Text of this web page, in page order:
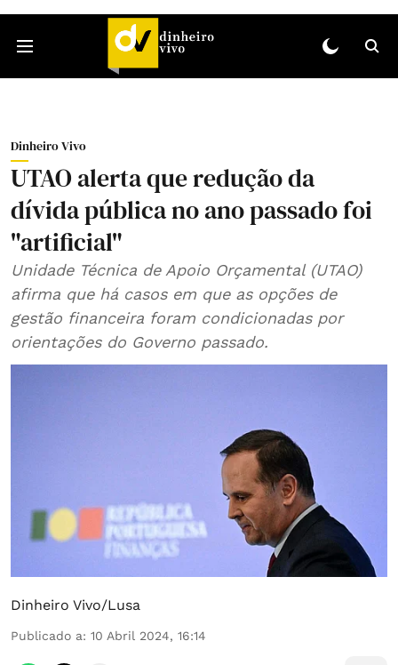
Dinheiro Vivo
UTAO alerta que redução da
dívida pública no ano passado foi
"artificial"
Unidade Técnica de Apoio Orçamental (UTAO)
afirma que há casos em que as opções de
gestão financeira foram condicionadas por
orientações do Governo passado.
Dinheiro Vivo/Lusa
Publicado a: 10 Abril 2024, 16:14